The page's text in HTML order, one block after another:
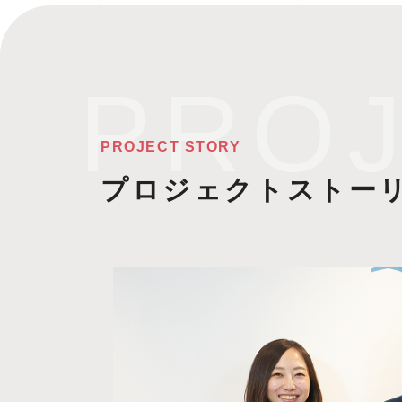
PROJECT STORY
プロジェクトストー